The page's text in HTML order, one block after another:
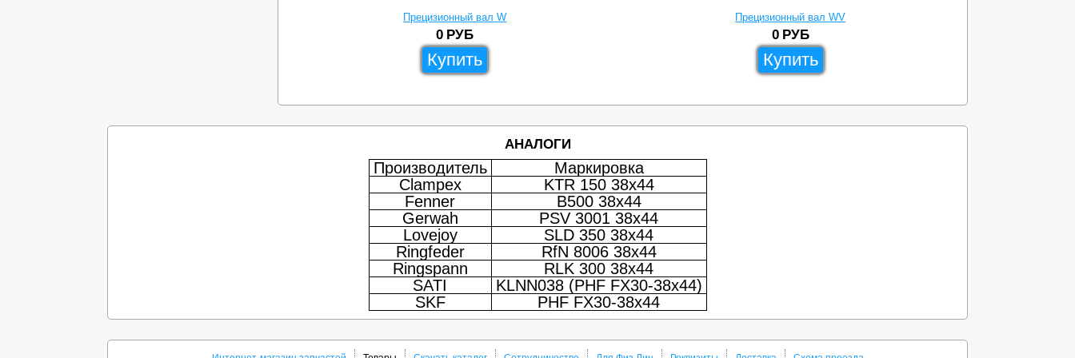
Прецизионный вал W
0 РУБ
Купить
Прецизионный вал WV
0 РУБ
Купить
АНАЛОГИ
Производитель
Маркировка
Clampex
KTR 150 38x44
Fenner
B500 38x44
Gerwah
PSV 3001 38x44
Lovejoy
SLD 350 38x44
Ringfeder
RfN 8006 38x44
Ringspann
RLK 300 38x44
SATI
KLNN038 (PHF FX30-38x44)
SKF
PHF FX30-38x44